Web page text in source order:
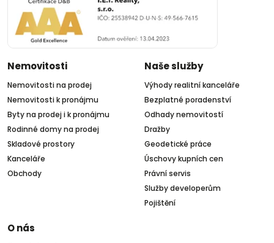
Nemovitosti
Nemovitosti na prodej
Nemovitosti k pronájmu
Byty na prodej i k pronájmu
Rodinné domy na prodej
Skladové prostory
Kanceláře
Obchody
Naše služby
Výhody realitní kanceláře
Bezplatné poradenství
Odhady nemovitostí
Dražby
Geodetické práce
Úschovy kupních cen
Právní servis
Služby developerům
Pojištění
O nás